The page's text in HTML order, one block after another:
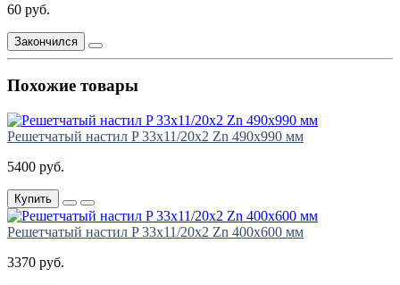
60 руб.
Закончился
Похожие товары
Решетчатый настил P 33х11/20х2 Zn 490х990 мм
5400 руб.
Купить
Решетчатый настил P 33х11/20х2 Zn 400х600 мм
3370 руб.